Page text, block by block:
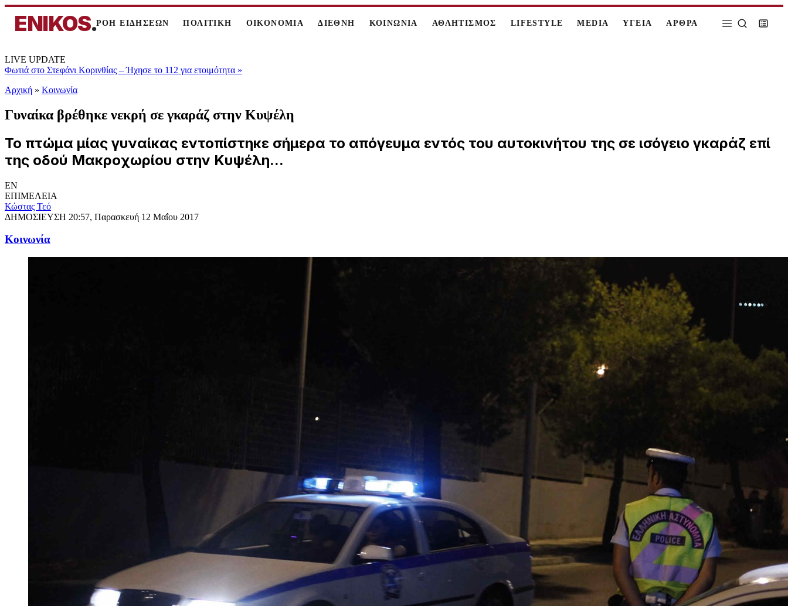
ENIKOS.ΡΟΗ ΕΙΔΗΣΕΩΝ ΠΟΛΙΤΙΚΗ ΟΙΚΟΝΟΜΙΑ ΔΙΕΘΝΗ ΚΟΙΝΩΝΙΑ ΑΘΛΗΤΙΣΜΟΣ LIFESTYLE MEDIA ΥΓΕΙΑ ΑΡΘΡΑ
LIVE UPDATE
Φωτιά στο Στεφάνι Κορινθίας – Ήχησε το 112 για ετοιμότητα »
Αρχική » Κοινωνία
Γυναίκα βρέθηκε νεκρή σε γκαράζ στην Κυψέλη
Το πτώμα μίας γυναίκας εντοπίστηκε σήμερα το απόγευμα εντός του αυτοκινήτου της σε ισόγειο γκαράζ επί
της οδού Μακροχωρίου στην Κυψέλη...
EN
ΕΠΙΜΕΛΕΙΑ
Κώστας Τεό
ΔΗΜΟΣΙΕΥΣΗ 20:57, Παρασκευή 12 Μαΐου 2017
Κοινωνία